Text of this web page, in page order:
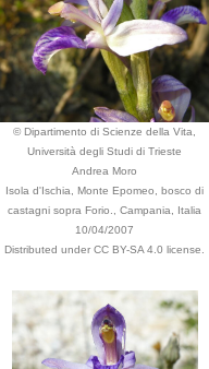
© Dipartimento di Scienze della Vita,
Università degli Studi di Trieste
Andrea Moro
Isola d'Ischia, Monte Epomeo, bosco di
castagni sopra Forio., Campania, Italia
10/04/2007
Distributed under CC BY-SA 4.0 license.